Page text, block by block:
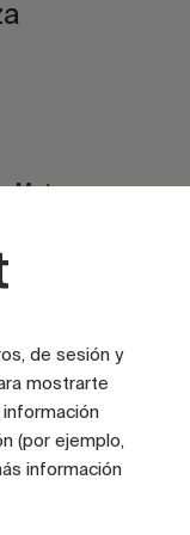
Mate
Marfil
300x225
de sesión y
mostrarte
información
(por ejemplo,
información